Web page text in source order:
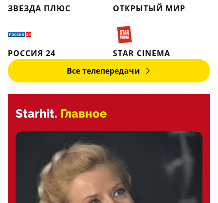
ЗВЕЗДА ПЛЮС ОТКРЫТЫЙ МИР
РОССИЯ 24
STAR CINEMA
Все телепередачи
Starhit. Главное